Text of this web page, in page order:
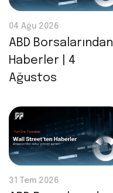
04 Ağu 2026
ABD Borsalarından
Haberler | 4
Ağustos
31 Tem 2026